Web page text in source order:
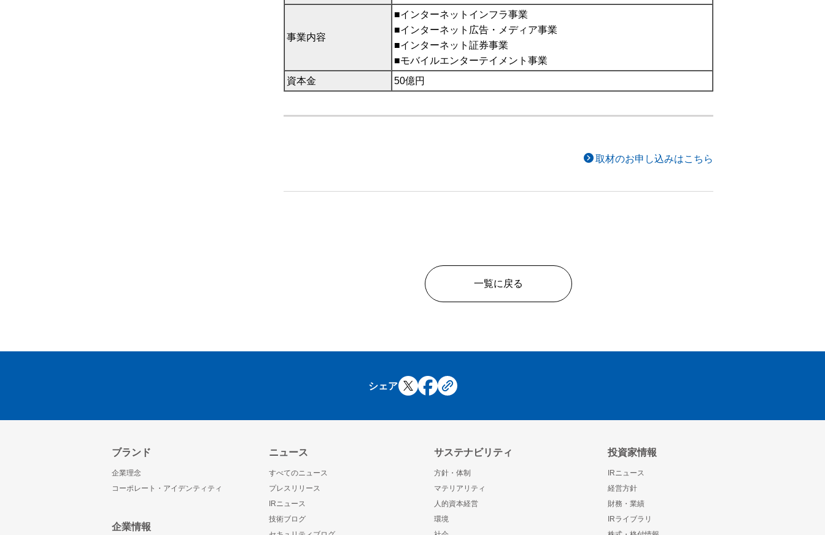
事業内容
■インターネットインフラ事業
■インターネット広告・メディア事業
■インターネット証券事業
■モバイルエンターテイメント事業
資本金
50億円
取材のお申し込みはこちら
一覧に戻る
シェア
ブランド
企業理念
コーポレート・アイデンティティ
企業情報
ニュース
すべてのニュース
プレスリリース
IRニュース
技術ブログ
サステナビリティ
方針・体制
マテリアリティ
人的資本経営
環境
投資家情報
IRニュース
経営方針
財務・業績
IRライブラリ